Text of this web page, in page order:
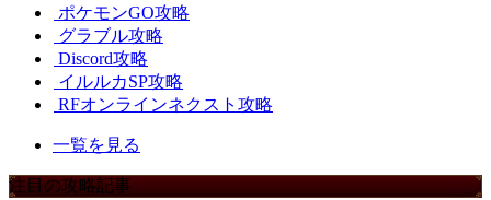
ポケモンGO攻略
グラブル攻略
Discord攻略
イルルカSP攻略
RFオンラインネクスト攻略
一覧を見る
注目の攻略記事